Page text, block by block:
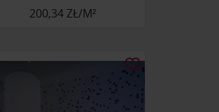
200,34 ZŁ/M²